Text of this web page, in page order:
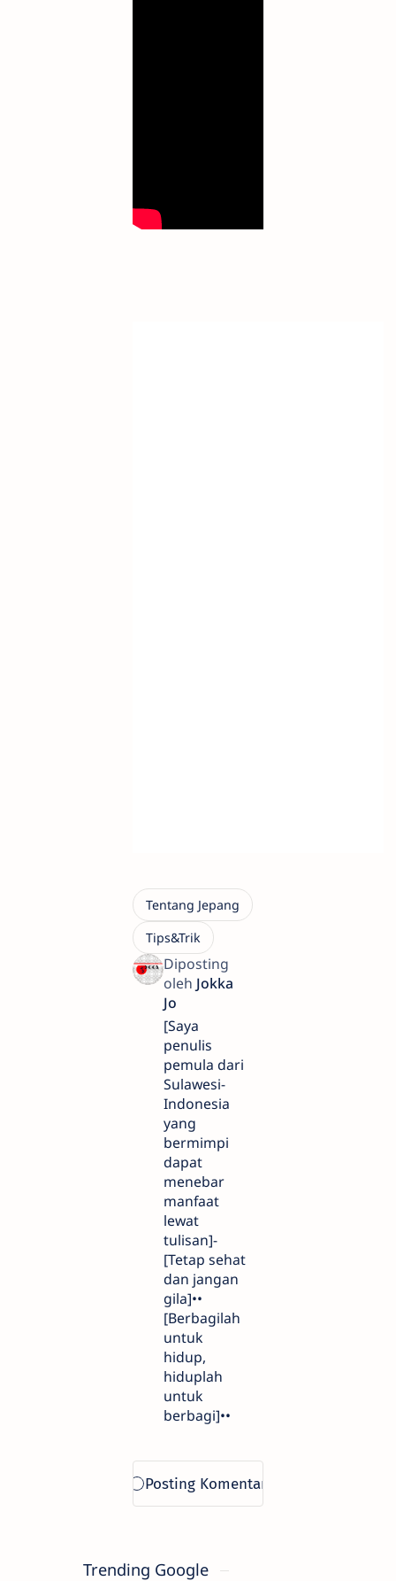
[Saya
penulis
pemula dari
Sulawesi-
Indonesia
yang
bermimpi
dapat
menebar
manfaat
lewat
tulisan]-
[Tetap sehat
dan jangan
gila]••
[Berbagilah
untuk
hidup,
hiduplah
untuk
berbagi]••
Trending Google